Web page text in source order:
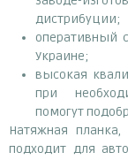
дистрибуции;
оперативный
Украине;
высокая
при
помогут
Натяжная планка,
подходит для